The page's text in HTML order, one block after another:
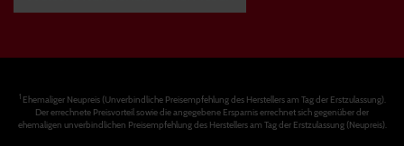
1Ehemaliger Neupreis (Unverbindliche Preisempfehlung des Herstellers am Tag der Erstzulassung).
Der errechnete Preisvorteil sowie die angegebene Ersparnis errechnet sich gegenüber der
ehemaligen unverbindlichen Preisempfehlung des Herstellers am Tag der Erstzulassung (Neupreis).